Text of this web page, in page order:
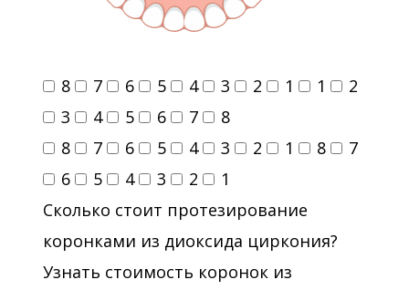
8 7 6 5 4 3 2 1 1
2
3
4 5 6 7
8
8
7 6 5 4 3 2 1 8
7
6
5 4 3 2
1
Сколько стоит протезирование
коронками из диоксида циркония?
Узнать стоимость коронок из